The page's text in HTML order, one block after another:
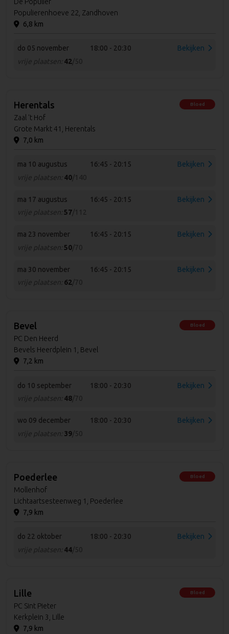
Populierenhoeve 22, Zandhoven
6,8 km
do 05 november
18:00 - 20:30
vrije plaatsen: 42/50
Bekijken
Herentals
Zaal 't Hof
Grote Markt 41, Herentals
7,0 km
Bloed
ma 10 augustus
16:45 - 20:15
vrije plaatsen: 40/140
Bekijken
ma 17 augustus
16:45 - 20:15
vrije plaatsen: 57/112
Bekijken
ma 23 november
16:45 - 20:15
vrije plaatsen: 50/70
Bekijken
ma 30 november
16:45 - 20:15
vrije plaatsen: 62/70
Bekijken
Bevel
PC Den Heerd
Bevels Heerdplein 1, Bevel
7,2 km
Bloed
do 10 september
18:00 - 20:30
vrije plaatsen: 48/70
Bekijken
wo 09 december
18:00 - 20:30
vrije plaatsen: 39/50
Bekijken
Poederlee
Mollenhof
Lichtaartsesteenweg 1, Poederlee
7,9 km
Bloed
do 22 oktober
18:00 - 20:30
vrije plaatsen: 44/50
Bekijken
Lille
PC Sint Pieter
Kerkplein 3, Lille
7,9 km
Bloed